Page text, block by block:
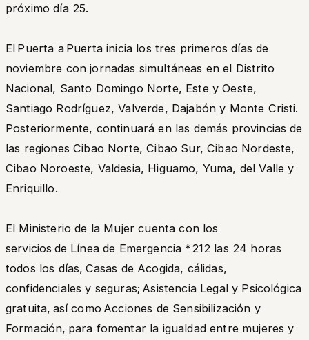
próximo día 25.
El Puerta a Puerta inicia los tres primeros días de
noviembre con jornadas simultáneas en el Distrito
Nacional, Santo Domingo Norte, Este y Oeste,
Santiago Rodríguez, Valverde, Dajabón y Monte Cristi.
Posteriormente, continuará en las demás provincias de
las regiones Cibao Norte, Cibao Sur, Cibao Nordeste,
Cibao Noroeste, Valdesia, Higuamo, Yuma, del Valle y
Enriquillo.
El Ministerio de la Mujer cuenta con los
servicios de Línea de Emergencia *212 las 24 horas
todos los días, Casas de Acogida, cálidas,
confidenciales y seguras; Asistencia Legal y Psicológica
gratuita, así como Acciones de Sensibilización y
Formación, para fomentar la igualdad entre mujeres y